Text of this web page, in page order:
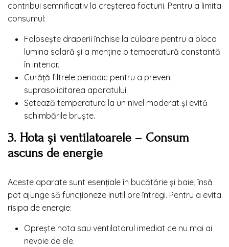
contribui semnificativ la creșterea facturii. Pentru a limita
consumul:
Folosește draperii închise la culoare pentru a bloca
lumina solară și a menține o temperatură constantă
în interior.
Curăță filtrele periodic pentru a preveni
suprasolicitarea aparatului.
Setează temperatura la un nivel moderat și evită
schimbările bruște.
3. Hota și ventilatoarele – Consum
ascuns de energie
Aceste aparate sunt esențiale în bucătărie și baie, însă
pot ajunge să funcționeze inutil ore întregi. Pentru a evita
risipa de energie:
Oprește hota sau ventilatorul imediat ce nu mai ai
nevoie de ele.